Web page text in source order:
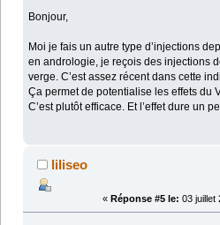
Bonjour,
Moi je fais un autre type d’injections
en andrologie, je reçois des injections
verge. C’est assez récent dans cette
Ça permet de potentialise les effets du
C’est plutôt efficace. Et l’effet dure un
liliseo
« Réponse #5 le: 03 juillet